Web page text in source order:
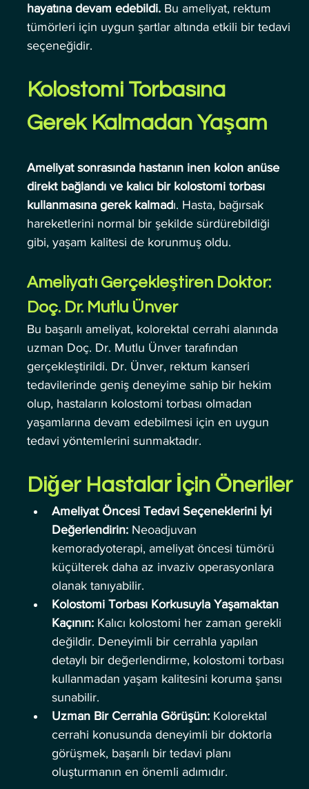
hayatına devam edebildi. Bu ameliyat, rektum
tümörleri için uygun şartlar altında etkili bir tedavi
seçeneğidir.
Kolostomi Torbasına
Gerek Kalmadan Yaşam
Ameliyat sonrasında hastanın inen kolon anüse
direkt bağlandı ve kalıcı bir kolostomi torbası
kullanmasına gerek kalmadı. Hasta, bağırsak
hareketlerini normal bir şekilde sürdürebildiği
gibi, yaşam kalitesi de korunmuş oldu.
Ameliyatı Gerçekleştiren Doktor:
Doç. Dr. Mutlu Ünver
Bu başarılı ameliyat, kolorektal cerrahi alanında
uzman Doç. Dr. Mutlu Ünver tarafından
gerçekleştirildi. Dr. Ünver, rektum kanseri
tedavilerinde geniş deneyime sahip bir hekim
olup, hastaların kolostomi torbası olmadan
yaşamlarına devam edebilmesi için en uygun
tedavi yöntemlerini sunmaktadır.
Diğer Hastalar İçin Öneriler
Ameliyat Öncesi Tedavi Seçeneklerini İyi
Değerlendirin: Neoadjuvan
kemoradyoterapi, ameliyat öncesi tümörü
küçülterek daha az invaziv operasyonlara
olanak tanıyabilir.
Kolostomi Torbası Korkusuyla Yaşamaktan
Kaçının: Kalıcı kolostomi her zaman gerekli
değildir. Deneyimli bir cerrahla yapılan
detaylı bir değerlendirme, kolostomi torbası
kullanmadan yaşam kalitesini koruma şansı
sunabilir.
Uzman Bir Cerrahla Görüşün: Kolorektal
cerrahi konusunda deneyimli bir doktorla
görüşmek, başarılı bir tedavi planı
oluşturmanın en önemli adımıdır.